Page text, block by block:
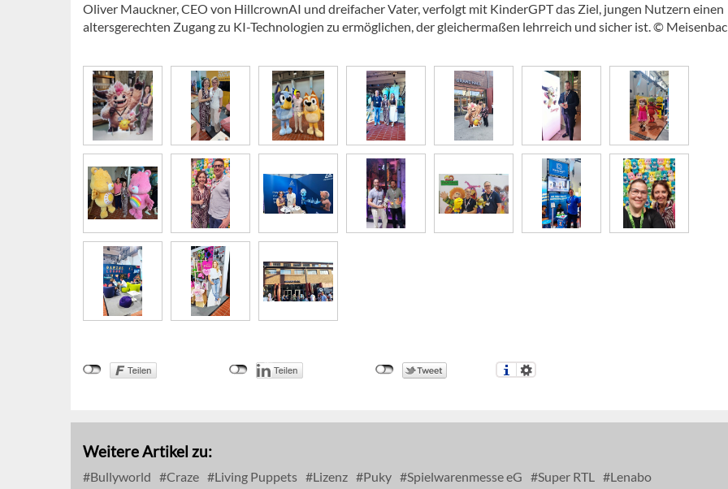
Oliver Mauckner, CEO von HillcrownAI und dreifacher Vater, verfolgt mit KinderGPT das Ziel, jungen Nutzern einen
altersgerechten Zugang zu KI-Technologien zu ermöglichen, der gleichermaßen lehrreich und sicher ist. ©
Weitere Artikel zu:
Bullyworld Craze Living Puppets Lizenz Puky Spielwarenmesse eG Super RTL
Lenabo